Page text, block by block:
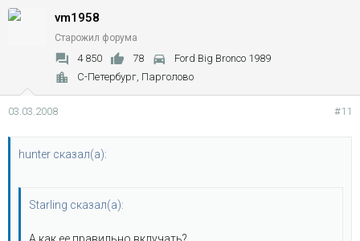
vm1958
Старожил форума
4 850 78
Ford Big Bronco 1989
С-Петербург, Парголово
03.03.2008 #11
hunter сказал(а):
Starling сказал(а):